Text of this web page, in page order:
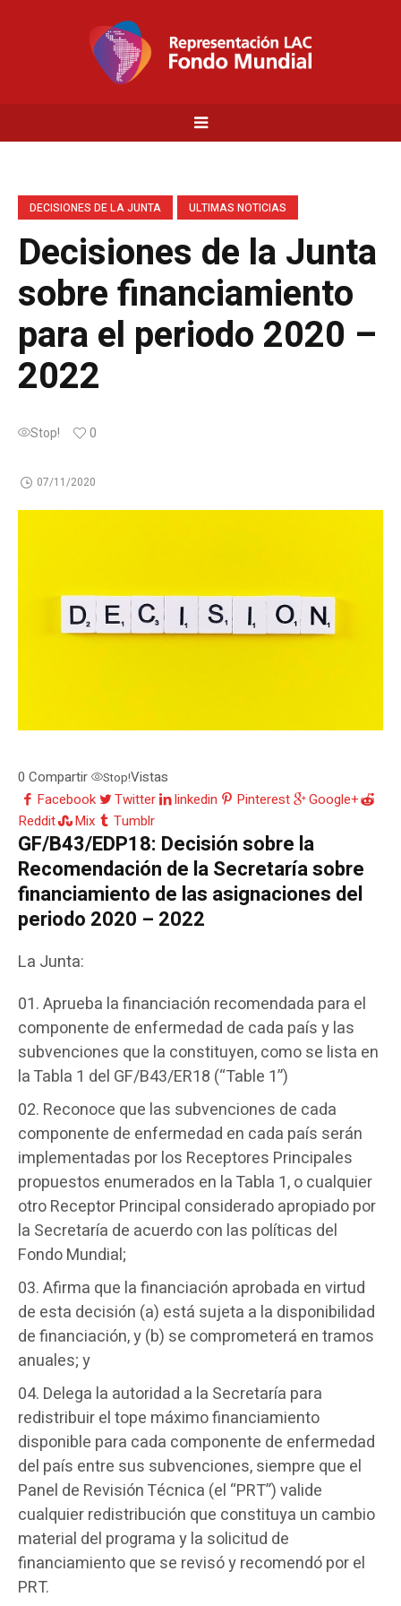
DECISIONES DE LA JUNTA ULTIMAS NOTICIAS
Decisiones de la Junta
sobre financiamiento
para el periodo 2020 –
2022
Stop! 0
07/11/2020
0 Compartir Stop!Vistas
Facebook
Twitter linkedin Pinterest
Google+
Reddit
Mix Tumblr
GF/B43/EDP18: Decisión sobre la
Recomendación de la Secretaría sobre
financiamiento de las asignaciones del
periodo 2020 – 2022
La Junta:
Aprueba la financiación recomendada para el
componente de enfermedad de cada país y las
subvenciones que la constituyen, como se lista en
la Tabla 1 del GF/B43/ER18 (“Table 1”)
Reconoce que las subvenciones de cada
componente de enfermedad en cada país serán
implementadas por los Receptores Principales
propuestos enumerados en la Tabla 1, o cualquier
otro Receptor Principal considerado apropiado por
la Secretaría de acuerdo con las políticas del
Fondo Mundial;
Afirma que la financiación aprobada en virtud
de esta decisión (a) está sujeta a la disponibilidad
de financiación, y (b) se comprometerá en tramos
anuales; y
Delega la autoridad a la Secretaría para
redistribuir el tope máximo financiamiento
disponible para cada componente de enfermedad
del país entre sus subvenciones, siempre que el
Panel de Revisión Técnica (el “PRT”) valide
cualquier redistribución que constituya un cambio
material del programa y la solicitud de
financiamiento que se revisó y recomendó por el
PRT.